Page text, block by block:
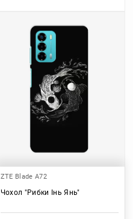
ZTE Blade A72
Чохол "Рибки Інь Янь"